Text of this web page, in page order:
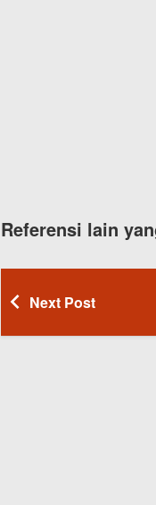
Referensi lain
Next Post